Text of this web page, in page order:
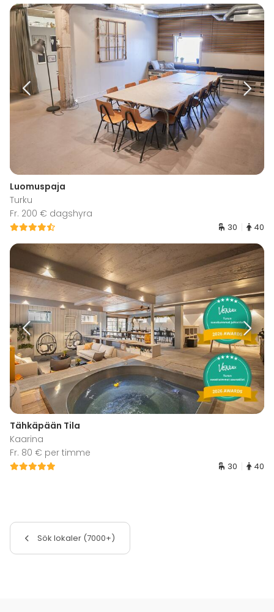
Luomuspaja
Turku
Fr. 200 € dagshyra
30 40
Tähkäpään Tila
Kaarina
Fr. 80 € per timme
30 40
Sök lokaler (7000+)